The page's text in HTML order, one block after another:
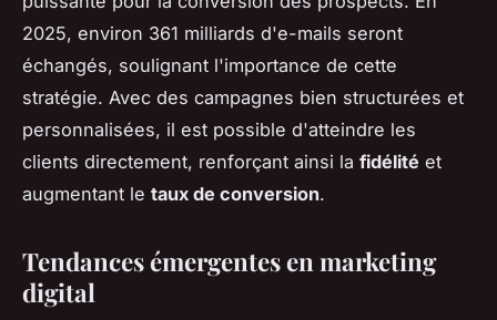
2025, environ 361 milliards d'e-mails seront
échangés, soulignant l'importance de cette
stratégie. Avec des campagnes bien structurées et
personnalisées, il est possible d'atteindre les
clients directement, renforçant ainsi la fidélité et
augmentant le taux de conversion.
Tendances émergentes en marketing
digital